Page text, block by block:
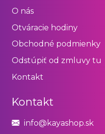
O nás
Otváracie hodiny
Obchodné podmienky
Odstúpiť od zmluvy tu
Kontakt
Kontakt
info@kayashop.sk